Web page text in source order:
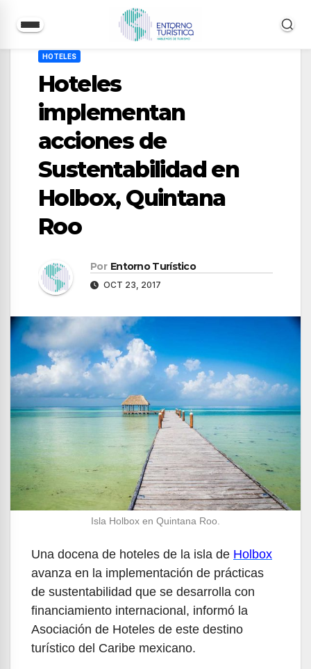
contenido
HOTELES
Hoteles
implementan
acciones de
Sustentabilidad en
Holbox, Quintana
Roo
Por Entorno Turístico
OCT 23, 2017
Isla Holbox en Quintana Roo.
Una docena de hoteles de la isla de Holbox
avanza en la implementación de prácticas
de sustentabilidad que se desarrolla con
financiamiento internacional, informó la
Asociación de Hoteles de este destino
turístico del Caribe mexicano.